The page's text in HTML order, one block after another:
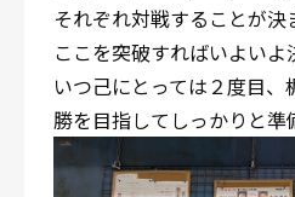
それぞれ対戦することが決
ここを突破すればいよいよ
いつ己にとっては２度目
勝を目指してしっかりと準